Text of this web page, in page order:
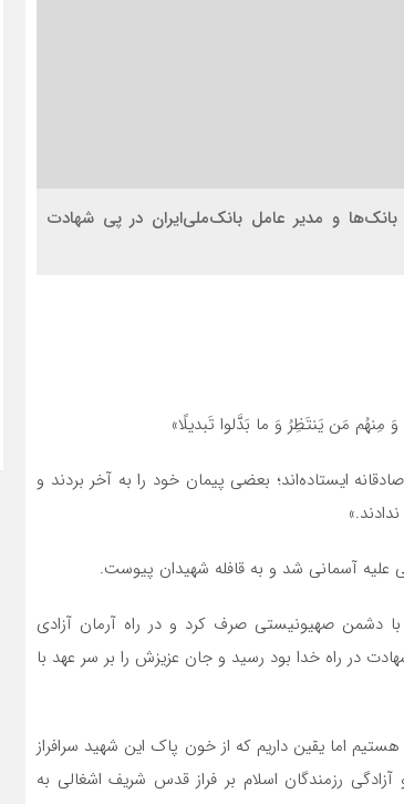
بانک‌ها و مدیر عامل بانک‌ملی‌ایران در پی شهادت
مَن یَنتَظِرُ وَ ما بَدَّلوا تَبدیلًا»
ایستاده‌اند؛ بعضی پیمان خود را به آخر بردند و
علیه آسمانی شد و به قافله شهیدان پیوست.
دشمن صهیونیستی صرف کرد و در راه آرمان آزادی
در راه خدا بود رسید و جان عزیزش را بر سر عهد با
اما یقین داریم که از خون پاک این شهید سرافراز
رزمندگان اسلام بر فراز قدس شریف اشغالی به